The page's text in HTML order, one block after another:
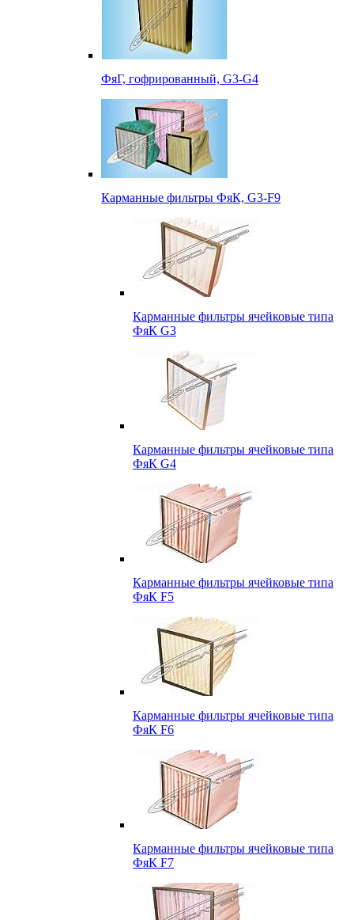
ФяГ, гофрированный, G3-G4
Карманные фильтры ФяК, G3-F9
Карманные фильтры ячейковые типа
ФяК G3
Карманные фильтры ячейковые типа
ФяК G4
Карманные фильтры ячейковые типа
ФяК F5
Карманные фильтры ячейковые типа
ФяК F6
Карманные фильтры ячейковые типа
ФяК F7